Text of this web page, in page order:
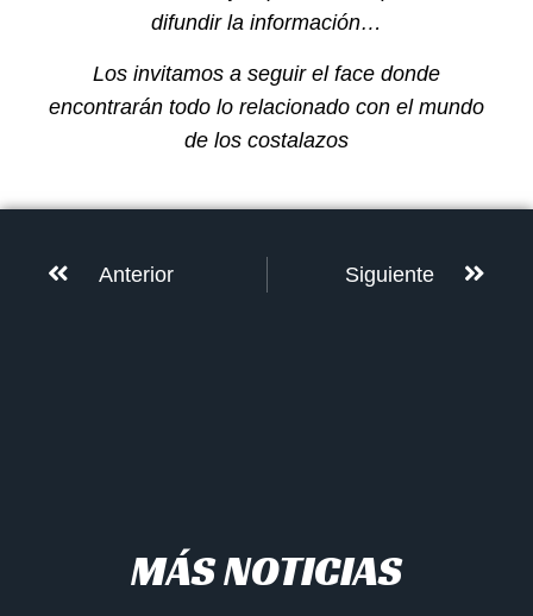
difundir la información…
Los invitamos a seguir el face donde
encontrarán todo lo relacionado con el mundo
de los costalazos
Anterior Siguiente
MÁS NOTICIAS